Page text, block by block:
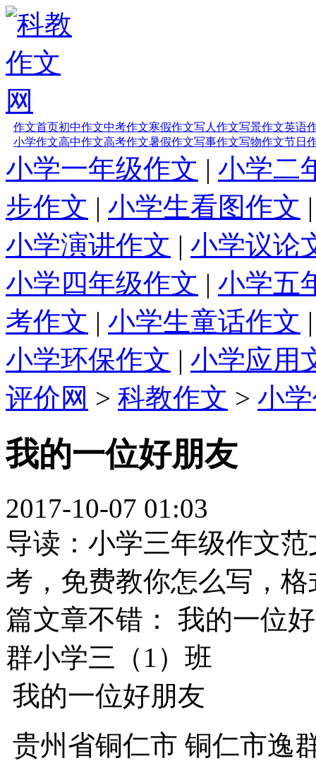
作文首页初中作文中考作文寒假作文写人作文写景作文英语
小学作文高中作文高考作文暑假作文写事作文写物作文节日
小学一年级作文 | 小学二
步作文 | 小学生看图作文
小学演讲作文 | 小学议论
小学四年级作文 | 小学五
考作文 | 小学生童话作文
小学环保作文 | 小学应用
评价网 > 科教作文 > 小
我的一位好朋友
2017-10-07 01:03
导读：小学三年级作文
考，免费教你怎么写，
篇文章不错： 我的一位
群小学三（1）班
我的一位好朋友
贵州省铜仁市 铜仁市逸